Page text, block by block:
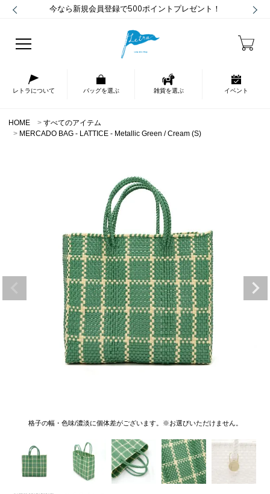
今なら新規会員登録で500ポイントプレゼント！
レトラについて バッグを選ぶ 雑貨を選ぶ イベント
HOME
すべてのアイテム
MERCADO BAG - LATTICE - Metallic Green / Cream (S)
格子の幅・色味/濃淡に個体差がございます。※お選びいただけません。